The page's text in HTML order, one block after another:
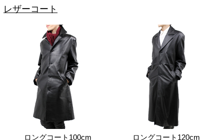
レザーコート
ロングコート100cm ロングコート120cm